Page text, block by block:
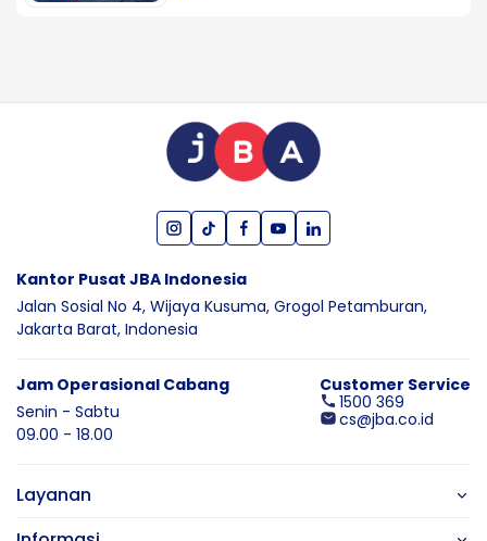
Kantor Pusat JBA Indonesia
Jalan Sosial No 4, Wijaya Kusuma, Grogol Petamburan,
Jakarta Barat, Indonesia
Jam Operasional Cabang
Senin - Sabtu
09.00 - 18.00
Customer Service
1500 369
cs@jba.co.id
Layanan